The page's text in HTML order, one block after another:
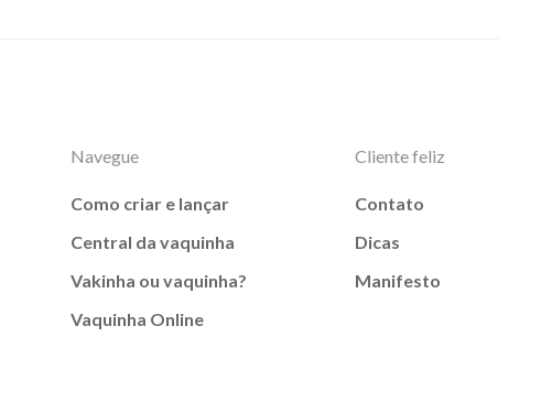
Navegue
Como criar e lançar
Central da vaquinha
Vakinha ou vaquinha?
Vaquinha Online
Cliente feliz
Contato
Dicas
Manifesto